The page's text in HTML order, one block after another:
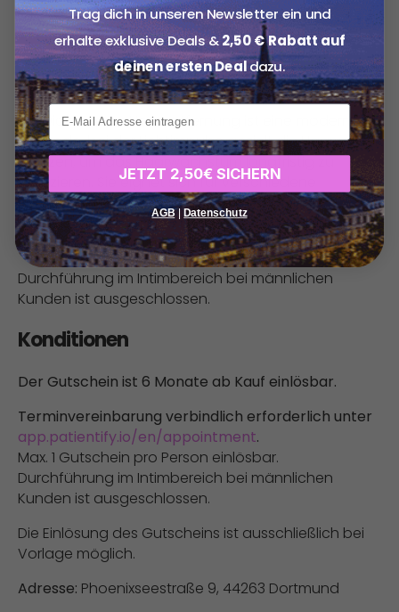
Option 5:
Diodenlaser-Haarentfernung für den Oberkörper
für 1 Person für 79,90 € statt 268,00 €.
Details:
Die Diodenlaser Haarentfernung ist eine moderne
Methode, bei der Lichtimpulse gezielt die Haarwurzel
erhitzen, um das Haarwachstum langfristig zu
reduzieren. Sie eignet sich für verschiedene
Körperbereiche und wird oft gewählt, weil sie
präzise, schonend und deutlich nachhaltiger als
Rasieren oder Wachsen ist.
Durchführung im Intimbereich bei männlichen
Kunden ist ausgeschlossen.
Konditionen
Der Gutschein ist 6 Monate ab Kauf einlösbar.
Terminvereinbarung verbindlich erforderlich unter
app.patientify.io/en/appointment.
Max. 1 Gutschein pro Person einlösbar.
Durchführung im Intimbereich bei männlichen
Kunden ist ausgeschlossen.
Die Einlösung des Gutscheins ist ausschließlich bei
Vorlage möglich.
Adresse: Phoenixseestraße 9, 44263 Dortmund
Trag dich in unseren Newsletter ein und
erhalte exklusive Deals &2,50 € Rabatt auf
deinen ersten Dealdazu.
xxx
JETZT 2,50€ SICHERN
AGB| Datenschutz